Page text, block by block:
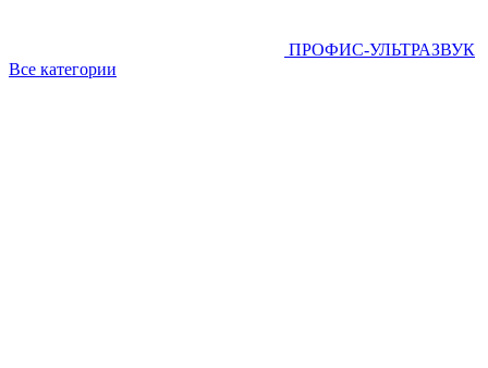
ПРОФИС-УЛЬТРАЗВУК
Все категории